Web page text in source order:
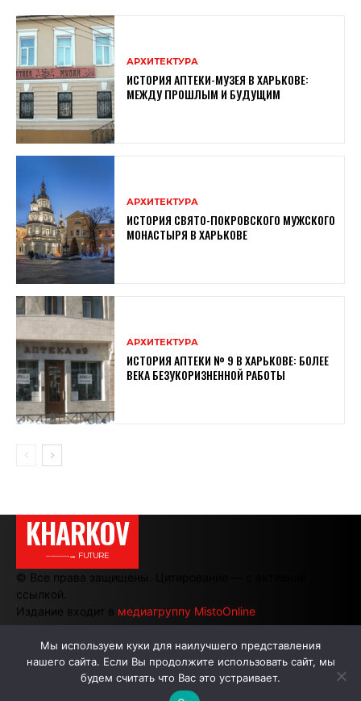
АРХИТЕКТУРА
ИСТОРИЯ АПТЕКИ-МУЗЕЯ В ХАРЬКОВЕ:
МЕЖДУ ПРОШЛЫМ И БУДУЩИМ
АРХИТЕКТУРА
ИСТОРИЯ СВЯТО-ПОКРОВСКОГО МУЖСКОГО
МОНАСТЫРЯ В ХАРЬКОВЕ
АРХИТЕКТУРА
ИСТОРИЯ АПТЕКИ № 9 В ХАРЬКОВЕ: БОЛЕЕ
ВЕКА БЕЗУКОРИЗНЕННОЙ РАБОТЫ
KHARKOV
———→ FUTURE
© Все права защищены. Цитирование — с активной
ссылкой.
Издание входит в медиагруппу MistoOnline
АВТОРЫ РЕКЛАМА НА САЙТЕ
Мы используем куки для наилучшего представления
нашего сайта. Если Вы продолжите использовать сайт, мы
будем считать что Вас это устраивает.